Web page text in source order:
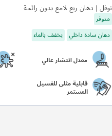
نوفل | دهان ربع لامع بدون رائحة
متوفر
دهان سادة داخلي يخفف بالماء
معدل انتشار عالي
قابلية مثلى للغسيل
المستمر